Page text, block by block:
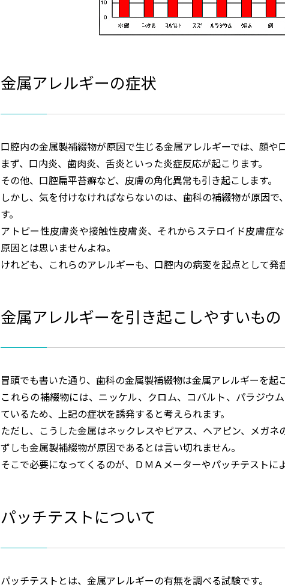
金属アレルギーの症状
口腔内の金属製補綴物が原因で生じる金属アレルギーでは、顔や
まず、口内炎、歯肉炎、舌炎といった炎症反応が起こります。
その他、口腔扁平苔癬など、皮膚の角化異常も引き起こします。
しかし、気を付けなければならないのは、歯科の補綴物が原因
す。
アトピー性皮膚炎や接触性皮膚炎、それからステロイド皮膚症
原因とは思いませんよね。
けれども、これらのアレルギーも、口腔内の病変を起点として発
金属アレルギーを引き起こしやすいもの
冒頭でも書いた通り、歯科の金属製補綴物は金属アレルギーを起
これらの補綴物には、ニッケル、クロム、コバルト、パラジウ
ているため、上記の症状を誘発すると考えられます。
ただし、こうした金属はネックレスやピアス、ヘアピン、メガ
ずしも金属製補綴物が原因であるとは言い切れません。
そこで必要になってくるのが、ＤＭＡメーターやパッチテストに
パッチテストについて
パッチテストとは、金属アレルギーの有無を調べる試験です。